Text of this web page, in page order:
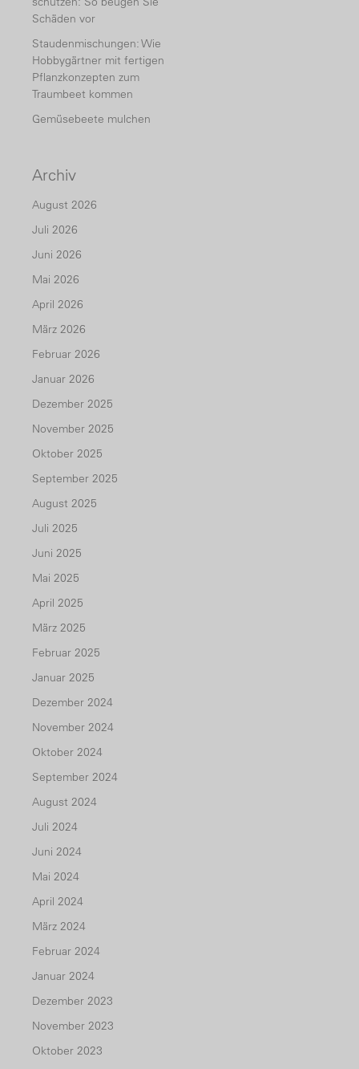
Schäden vor
Staudenmischungen: Wie
Hobbygärtner mit fertigen
Pflanzkonzepten zum
Traumbeet kommen
Gemüsebeete mulchen
Archiv
August 2026
Juli 2026
Juni 2026
Mai 2026
April 2026
März 2026
Februar 2026
Januar 2026
Dezember 2025
November 2025
Oktober 2025
September 2025
August 2025
Juli 2025
Juni 2025
Mai 2025
April 2025
März 2025
Februar 2025
Januar 2025
Dezember 2024
November 2024
Oktober 2024
September 2024
August 2024
Juli 2024
Juni 2024
Mai 2024
April 2024
März 2024
Februar 2024
Januar 2024
Dezember 2023
November 2023
Oktober 2023